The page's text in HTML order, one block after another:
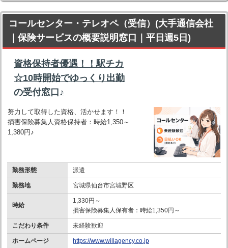
コールセンター・テレオペ（受信）(大手通信会社
｜保険サービスの概要説明窓口｜平日週5日)
資格保持者優遇！！駅チカ
☆10時開始でゆっくり出勤
の受付窓口♪
努力して取得した資格、活かせます！！
損害保険募集人資格保持者：時給1,350～
1,380円♪
勤務形態 派遣
勤務地 宮城県仙台市宮城野区
時給
1,330円～
損害保険募集人保有者：時給1,350円～
こだわり条件 未経験歓迎
ホームページ https://www.willagency.co.jp